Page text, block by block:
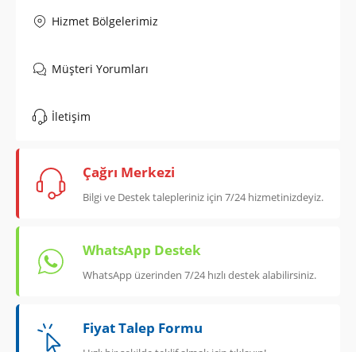
Hizmet Bölgelerimiz
Müşteri Yorumları
İletişim
Çağrı Merkezi
Bilgi ve Destek talepleriniz için 7/24 hizmetinizdeyiz.
WhatsApp Destek
WhatsApp üzerinden 7/24 hızlı destek alabilirsiniz.
Fiyat Talep Formu